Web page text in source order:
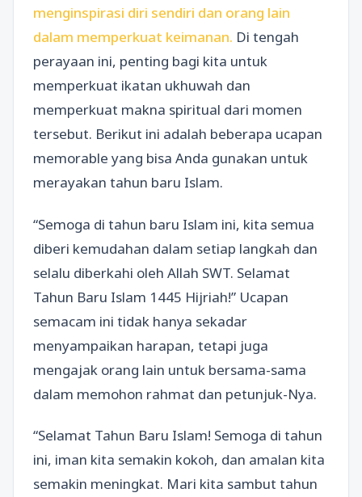
menginspirasi diri sendiri dan orang lain
dalam memperkuat keimanan. Di tengah
perayaan ini, penting bagi kita untuk
memperkuat ikatan ukhuwah dan
memperkuat makna spiritual dari momen
tersebut. Berikut ini adalah beberapa ucapan
memorable yang bisa Anda gunakan untuk
merayakan tahun baru Islam.
“Semoga di tahun baru Islam ini, kita semua
diberi kemudahan dalam setiap langkah dan
selalu diberkahi oleh Allah SWT. Selamat
Tahun Baru Islam 1445 Hijriah!” Ucapan
semacam ini tidak hanya sekadar
menyampaikan harapan, tetapi juga
mengajak orang lain untuk bersama-sama
dalam memohon rahmat dan petunjuk-Nya.
“Selamat Tahun Baru Islam! Semoga di tahun
ini, iman kita semakin kokoh, dan amalan kita
semakin meningkat. Mari kita sambut tahun